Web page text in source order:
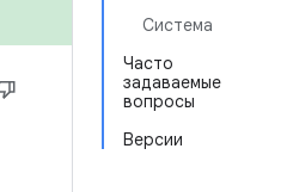
Система
Часто
задаваемые
вопросы
Версии